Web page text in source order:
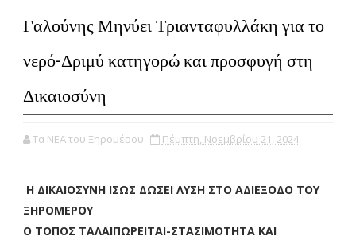
Γαλούνης Μηνύει Τριανταφυλλάκη για το
νερό-Δριμύ κατηγορώ και προσφυγή στη
Δικαιοσύνη
Τα ΝΕΑ του Ξηρομέρου Πέμπτη, Νοεμβρίου 21, 2024
Η ΔΙΚΑΙΟΣΥΝΗ ΙΣΩΣ ΔΩΣΕΙ ΛΥΣΗ ΣΤΟ ΑΔΙΕΞΟΔΟ ΤΟΥ
ΞΗΡΟΜΕΡΟΥ
Ο ΤΟΠΟΣ ΤΑΛΑΙΠΩΡΕΙΤΑΙ-ΣΤΑΣΙΜΟΤΗΤΑ ΚΑΙ